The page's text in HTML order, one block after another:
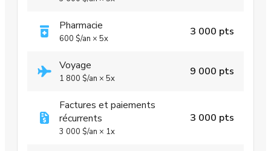
Pharmacie
600 $/an × 5x
3 000 pts
Voyage
1 800 $/an × 5x
9 000 pts
Factures et paiements
récurrents
3 000 $/an × 1x
3 000 pts